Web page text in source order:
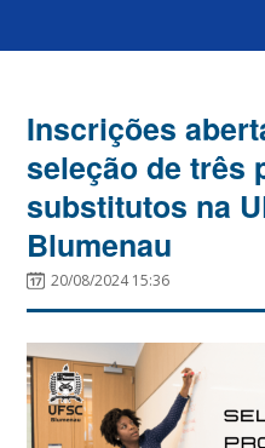
Inscrições
seleção de três
substitutos na
Blumenau
20/08/2024 15:36